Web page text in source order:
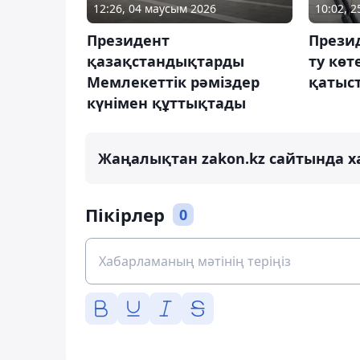
12:26, 04 маусым 2026
Президент
қазақстандықтарды
Мемлекеттік рәміздер
күнімен құттықтады
10:02,
ту
Жаңалықтан zakon.kz сайтында
Пікірлер 0